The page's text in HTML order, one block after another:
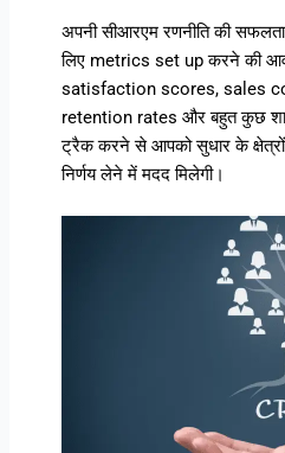
अपनी सीआरएम रणनीति की
लिए metrics set up करने की
satisfaction scores, sales
retention rates और बहुत कुछ
ट्रैक करने से आपको सुधार के
निर्णय लेने में मदद मिलेगी।